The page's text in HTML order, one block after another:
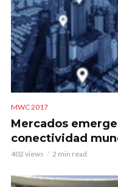
MWC 2017
Mercados
conectividad
402 views 2 min read